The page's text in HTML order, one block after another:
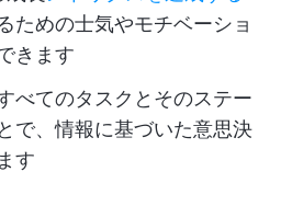
ための士気やモチベーショ
きます
べてのタスクとそのステー
で、情報に基づいた意思決
す